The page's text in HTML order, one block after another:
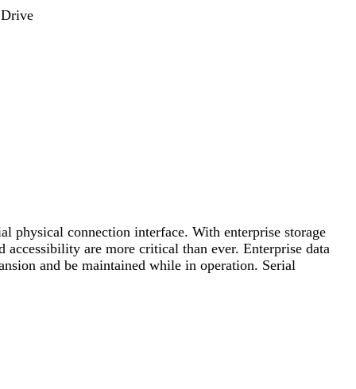
physical connection interface. With enterprise storage
accessibility are more critical than ever. Enterprise data
and be maintained while in operation. Serial